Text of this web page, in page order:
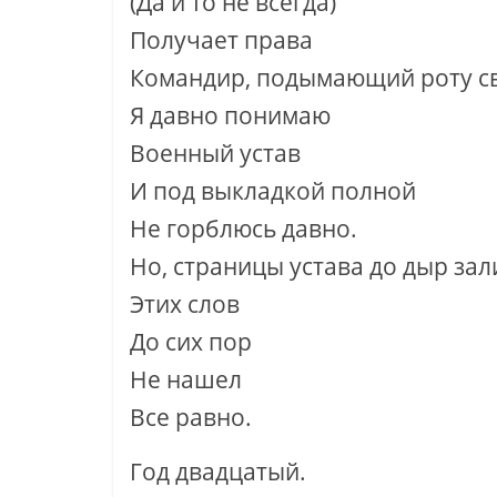
Получает права
Командир, подымающий роту
Я давно понимаю
Военный устав
И под выкладкой полной
Не горблюсь давно.
Но, страницы устава до дыр
Этих слов
До сих пор
Не нашел
Все равно.
Год двадцатый.